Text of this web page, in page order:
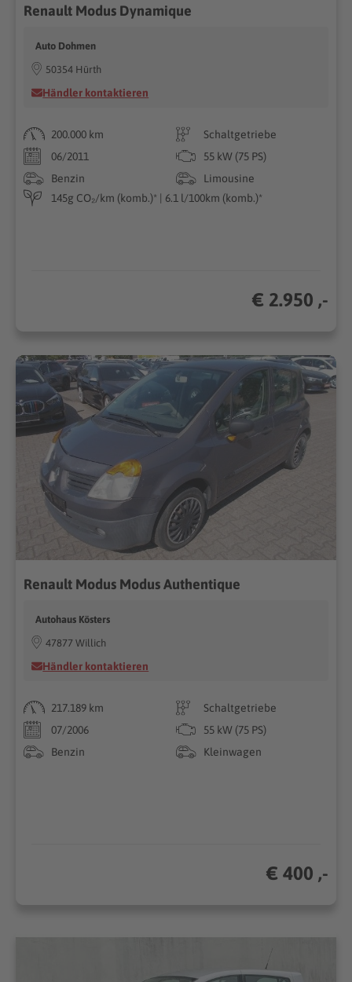
Renault Modus Dynamique
Auto Dohmen
50354 Hürth
Händler kontaktieren
200.000 km
Schaltgetriebe
06/2011
55 kW (75 PS)
Benzin
Limousine
145g CO₂/km (komb.)* | 6.1 l/100km (komb.)*
€ 2.950 ,-
Renault Modus Modus Authentique
Autohaus Kösters
47877 Willich
Händler kontaktieren
217.189 km
Schaltgetriebe
07/2006
55 kW (75 PS)
Benzin
Kleinwagen
€ 400 ,-